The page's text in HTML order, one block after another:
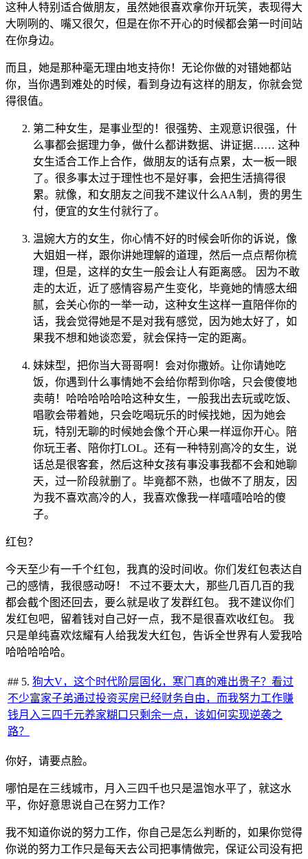
这种人特别适合做朋友，虽然她很喜欢拿你开玩笑，表现得大
大咧咧的、嘴又很欠，但是在你不开心的时候都会第一时间站
在你身边。
而且，她是那种毫无理由地支持你！无论你做的对错她都站
你，当你遇到难处的时候，看到身边有这样的朋友，你就会觉
得很值。
第二种女生，是事业型的！很强势、主观意识很强，什
么事都会据理力争，做什么都讲数据、讲证据…… 这种
女生适合工作上合作，做朋友的话有点累，太一板一眼
了。很多事太过于理性也不是好事，会把生活搞得很
累。就像，和女朋友之间我不建议什么AA制，贵的男生
付，便宜的女生付就行了。
温婉大方的女生，你心情不好的时候会听你的诉说，像
大姐姐一样，跟你讲她理解的道理，然后一点点帮你梳
理，但是，这样的女生一般会让人有距离感。 因为不敢
走的太近，近了感情容易产生变化，毕竟她的情感太细
腻，会关心你的一举一动，这种女生这样一直陪伴你的
话，我会觉得她是不是对我有感觉，因为她太好了，如
果我不想和她谈恋爱，就会保持一定的距离。
妹妹型，把你当大哥哥啊！会对你撒娇。让你请她吃
饭，你遇到什么事情她不会给你帮到你啥，只会傻傻地
卖萌！哈哈哈哈哈哈这种女生，一般我出去玩或吃饭、
唱歌会带着她，只会吃喝玩乐的时候找她，因为她会
玩，特别无聊的时候她会像个开心果一样逗你开心。陪
你玩王者、陪你打LOL。还有一种特别高冷的女生，说
话总是很客套，然后这种女孩有事没事我都不会和她聊
天，过一阶段就删了。毕竟都不熟，也做不了朋友，因
为我不喜欢高冷的人，我喜欢像我一样嘻嘻哈哈的傻
子。
红包？
今天至少有一千个红包，我真的没时间收。你们发红包表达自
己的感情，我很感动呀！ 不过不要太大，那些几百几百的我
都会截个图还回去，要么就是收了发群红包。 我不建议你们
发红包吧，留着钱对自己好一点，我不是很喜欢收红包。 我
只是单纯喜欢炫耀有人给我发大红包，告诉全世界有人爱我哈
哈哈哈哈哈。
## 5. 狗大V，这个时代阶层固化，寒门真的难出贵子？看过
不少富家子弟通过投资买房已经财务自由，而我努力工作赚
钱月入三四千元养家糊口只剩余一点，该如何实现逆袭之
路？
你好，请要点脸。
哪怕是在三线城市，月入三四千也只是温饱水平了，就这水
平，你好意思说自己在努力工作？
我不知道你说的努力工作，你自己是怎么判断的，如果你觉得
你说的努力工作只是每天去公司把事情做完，保证公司没有把